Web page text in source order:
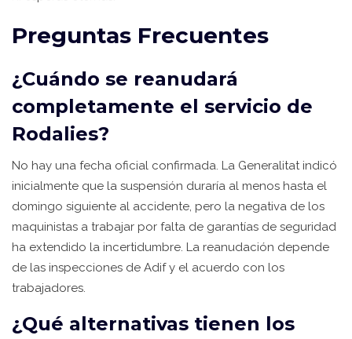
Preguntas Frecuentes
¿Cuándo se reanudará
completamente el servicio de
Rodalies?
No hay una fecha oficial confirmada. La Generalitat indicó
inicialmente que la suspensión duraría al menos hasta el
domingo siguiente al accidente, pero la negativa de los
maquinistas a trabajar por falta de garantías de seguridad
ha extendido la incertidumbre. La reanudación depende
de las inspecciones de Adif y el acuerdo con los
trabajadores.
¿Qué alternativas tienen los